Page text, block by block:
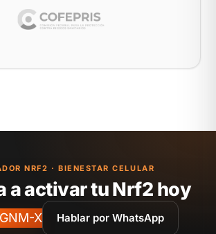
NRF2 · BIENESTAR CELULAR
a activar tu Nrf2 hoy
X Hablar por WhatsApp